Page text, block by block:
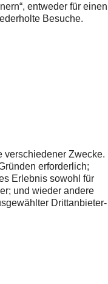
entweder für einen
Besuche.
verschiedener Zwecke.
erforderlich;
Erlebnis sowohl für
und wieder andere
Drittanbieter-